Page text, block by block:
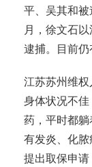
平、吴其和
月，徐文石
逮捕。目前仍
江苏苏州维
身体状况不
药，平时都
有发炎、化
提出取保申请